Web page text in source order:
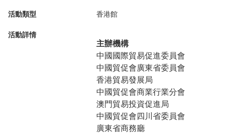
活動類型 香港館
活動詳情
主辦機構
中國國際貿易促進委員會
中國貿促會廣東省委員會
香港貿易發展局
中國貿促會商業行業分會
澳門貿易投資促進局
中國貿促會四川省委員會
廣東省商務廳